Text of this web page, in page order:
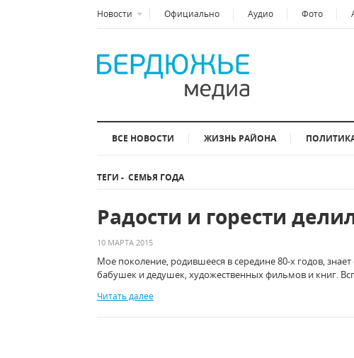
Новости Официально Аудио Фото
ВСЕ НОВОСТИ ЖИЗНЬ РАЙОНА
ТЕГИ - СЕМЬЯ ГОДА
Радости и горести
10 МАРТА 2015
Мое поколение, родившееся в середине 80-х годов,
бабушек и дедушек, художественных фильмов и книг.
Читать далее